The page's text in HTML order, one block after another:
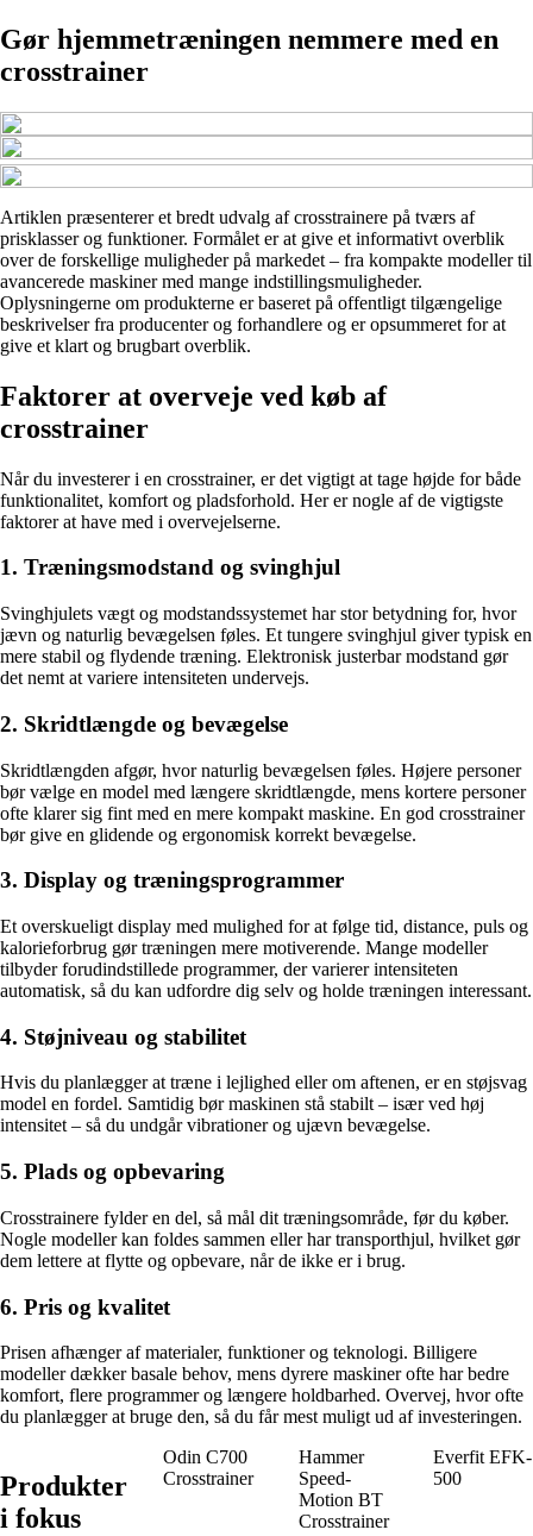
Gør hjemmetræningen nemmere med en
crosstrainer
Artiklen præsenterer et bredt udvalg af crosstrainere på tværs af
prisklasser og funktioner. Formålet er at give et informativt overblik
over de forskellige muligheder på markedet – fra kompakte modeller til
avancerede maskiner med mange indstillingsmuligheder.
Oplysningerne om produkterne er baseret på offentligt tilgængelige
beskrivelser fra producenter og forhandlere og er opsummeret for at
give et klart og brugbart overblik.
Faktorer at overveje ved køb af
crosstrainer
Når du investerer i en crosstrainer, er det vigtigt at tage højde for både
funktionalitet, komfort og pladsforhold. Her er nogle af de vigtigste
faktorer at have med i overvejelserne.
1. Træningsmodstand og svinghjul
Svinghjulets vægt og modstandssystemet har stor betydning for, hvor
jævn og naturlig bevægelsen føles. Et tungere svinghjul giver typisk en
mere stabil og flydende træning. Elektronisk justerbar modstand gør
det nemt at variere intensiteten undervejs.
2. Skridtlængde og bevægelse
Skridtlængden afgør, hvor naturlig bevægelsen føles. Højere personer
bør vælge en model med længere skridtlængde, mens kortere personer
ofte klarer sig fint med en mere kompakt maskine. En god crosstrainer
bør give en glidende og ergonomisk korrekt bevægelse.
3. Display og træningsprogrammer
Et overskueligt display med mulighed for at følge tid, distance, puls og
kalorieforbrug gør træningen mere motiverende. Mange modeller
tilbyder forudindstillede programmer, der varierer intensiteten
automatisk, så du kan udfordre dig selv og holde træningen interessant.
4. Støjniveau og stabilitet
Hvis du planlægger at træne i lejlighed eller om aftenen, er en støjsvag
model en fordel. Samtidig bør maskinen stå stabilt – især ved høj
intensitet – så du undgår vibrationer og ujævn bevægelse.
5. Plads og opbevaring
Crosstrainere fylder en del, så mål dit træningsområde, før du køber.
Nogle modeller kan foldes sammen eller har transporthjul, hvilket gør
dem lettere at flytte og opbevare, når de ikke er i brug.
6. Pris og kvalitet
Prisen afhænger af materialer, funktioner og teknologi. Billigere
modeller dækker basale behov, mens dyrere maskiner ofte har bedre
komfort, flere programmer og længere holdbarhed. Overvej, hvor ofte
du planlægger at bruge den, så du får mest muligt ud af investeringen.
Produkter
i fokus
Odin C700
Crosstrainer
Hammer
Speed-
Motion BT
Crosstrainer
Everfit EFK-
500